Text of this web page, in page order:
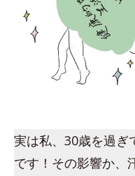
実は私、30歳を過ぎ
です！その影響か、